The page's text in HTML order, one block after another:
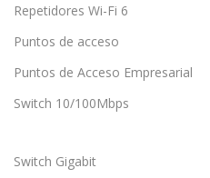
Repetidores Wi-Fi 6
Puntos de acceso
Puntos de Acceso Empresarial
Switch 10/100Mbps
Switch Gigabit